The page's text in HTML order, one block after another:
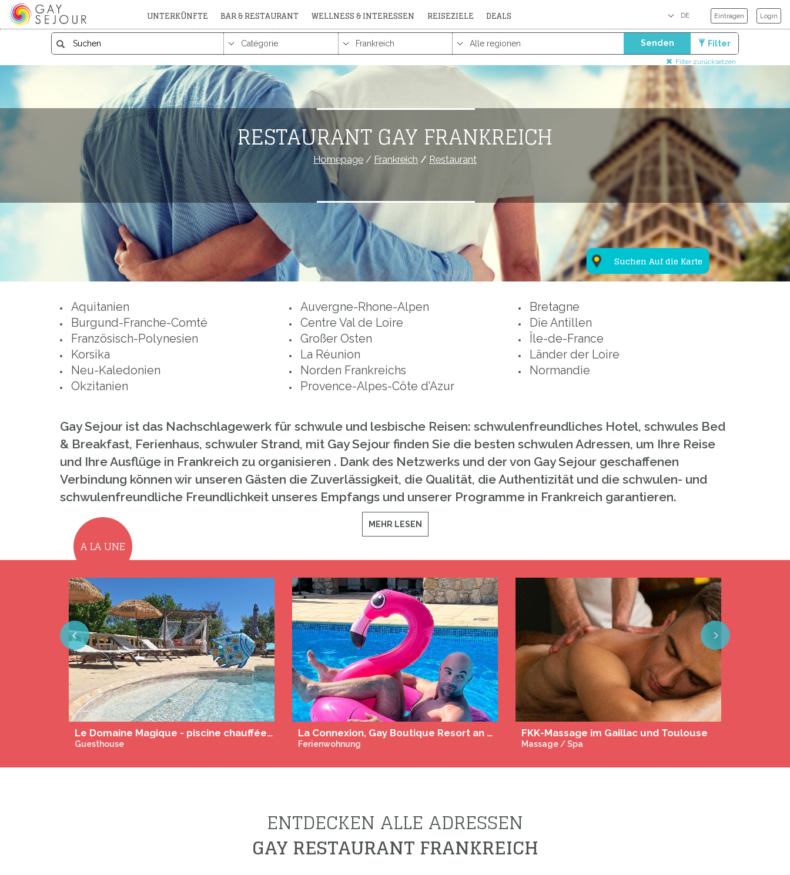
UNTERKÜNFTE BAR & RESTAURANT WELLNESS & INTERESSEN REISEZIELE DEALS Eintragen Login
Senden Filter
Filter zurücksetzen
Suchen Auf die Karte
RESTAURANT GAY FRANKREICH
Homepage / Frankreich / Restaurant
Aquitanien Auvergne-Rhone-Alpen
Bretagne
Burgund-Franche-Comté
Centre Val de Loire
Die Antillen
Französisch-Polynesien
Großer Osten
Île-de-France
Korsika
La Réunion
Länder der Loire
Neu-Kaledonien
Norden Frankreichs
Normandie
Okzitanien
Provence-Alpes-Côte d’Azur
Gay Sejour ist das Nachschlagewerk für schwule und lesbische Reisen: schwulenfreundliches Hotel, schwules Bed
& Breakfast, Ferienhaus, schwuler Strand, mit Gay Sejour finden Sie die besten schwulen Adressen, um Ihre Reise
und Ihre Ausflüge in Frankreich zu organisieren . Dank des Netzwerks und der von Gay Sejour geschaffenen
Verbindung können wir unseren Gästen die Zuverlässigkeit, die Qualität, die Authentizität und die schwulen- und
schwulenfreundliche Freundlichkeit unseres Empfangs und unserer Programme in Frankreich garantieren.
MEHR LESEN
A LA UNE
Previous Next
The Originals Relais La Berteliere ****
Hotel
La Cactée Singulière
Guesthouse
Christo Lodges - piscine chauffée
Guesthouse
ENTDECKEN ALLE ADRESSEN
GAY RESTAURANT FRANKREICH